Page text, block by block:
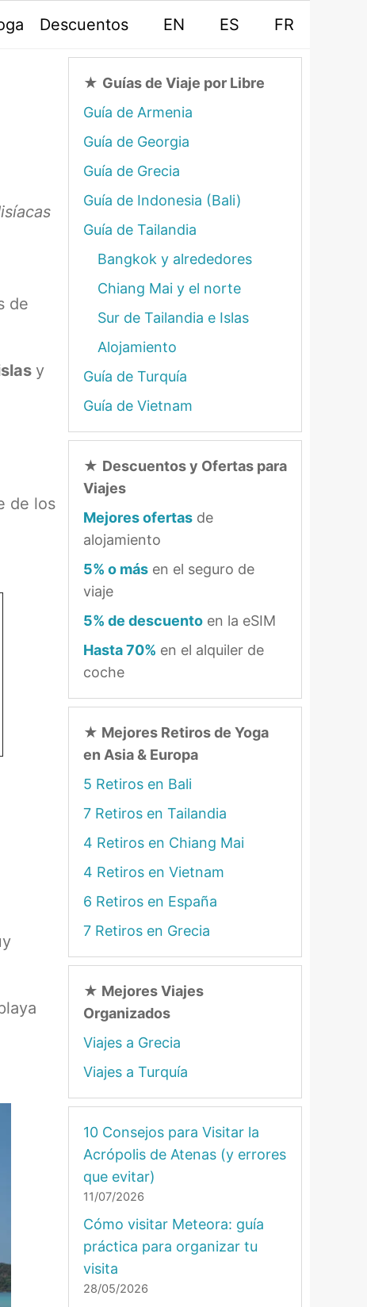
Descuentos EN ES FR
de
y
de los
★ Guías de Viaje por Libre
Guía de Armenia
Guía de Georgia
Guía de Grecia
Guía de Indonesia (Bali)
Guía de Tailandia
Bangkok y alrededores
Chiang Mai y el norte
Sur de Tailandia e Islas
Alojamiento
Guía de Turquía
Guía de Vietnam
★ Descuentos y Ofertas para
Viajes
Mejores ofertas de
alojamiento
5% o más en el seguro de
viaje
5% de descuento en la eSIM
Hasta 70% en el alquiler de
coche
★ Mejores Retiros de Yoga
en Asia & Europa
5 Retiros en Bali
7 Retiros en Tailandia
4 Retiros en Chiang Mai
4 Retiros en Vietnam
6 Retiros en España
7 Retiros en Grecia
★ Mejores Viajes
Organizados
Viajes a Grecia
Viajes a Turquía
10 Consejos para Visitar la
Acrópolis de Atenas (y errores
que evitar)
11/07/2026
Cómo visitar Meteora: guía
práctica para organizar tu
visita
28/05/2026